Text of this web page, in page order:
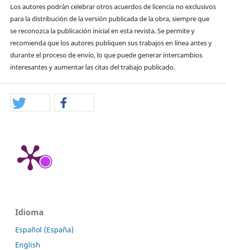
Los autores podrán celebrar otros acuerdos de licencia no exclusivos
para la distribución de la versión publicada de la obra, siempre que
se reconozca la publicación inicial en esta revista. Se permite y
recomienda que los autores publiquen sus trabajos en línea antes y
durante el proceso de envío, lo que puede generar intercambios
interesantes y aumentar las citas del trabajo publicado.
Idioma
Español (España)
English